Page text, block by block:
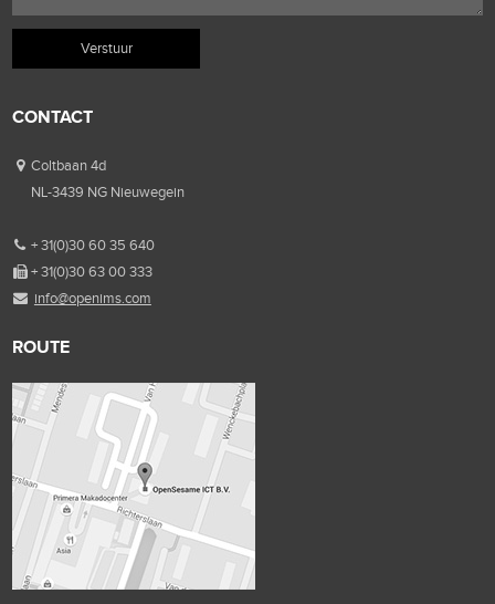
CONTACT
Coltbaan 4d
NL-3439 NG Nieuwegein
+ 31(0)30 60 35 640
+ 31(0)30 63 00 333
info@openims.com
ROUTE